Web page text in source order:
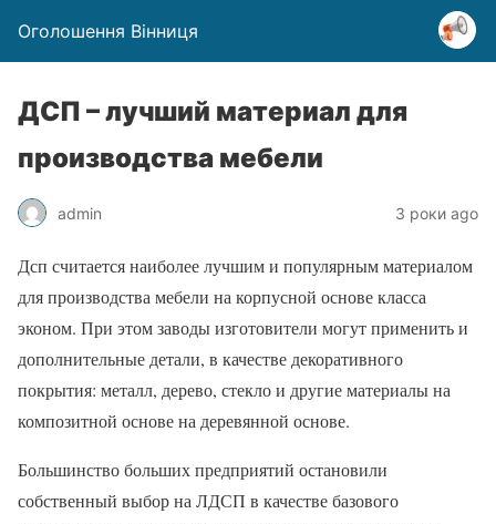
Оголошення Вінниця
ДСП – лучший материал для
производства мебели
admin 3 роки ago
Дсп считается наиболее лучшим и популярным материалом
для производства мебели на корпусной основе класса
эконом. При этом заводы изготовители могут применить и
дополнительные детали, в качестве декоративного
покрытия: металл, дерево, стекло и другие материалы на
композитной основе на деревянной основе.
Большинство больших предприятий остановили
собственный выбор на ЛДСП в качестве базового